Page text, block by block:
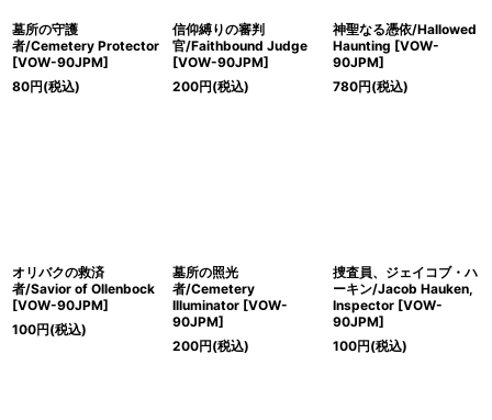
墓所の守護
者/Cemetery Protector
[VOW-90JPM]
80円(税込)
信仰縛りの審判
官/Faithbound Judge
[VOW-90JPM]
200円(税込)
神聖なる憑依/Hallowed
Haunting [VOW-
90JPM]
780円(税込)
オリバクの救済
者/Savior of Ollenbock
[VOW-90JPM]
100円(税込)
墓所の照光
者/Cemetery
Illuminator [VOW-
90JPM]
200円(税込)
捜査員、ジェイコブ・ハ
ーキン/Jacob Hauken,
Inspector [VOW-
90JPM]
100円(税込)